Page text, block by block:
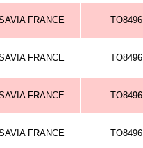
FRANCE TO8496
FRANCE TO8496
FRANCE TO8496
FRANCE TO8496